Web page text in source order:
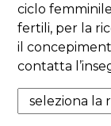
ciclo
fertili, per la
il
contatta